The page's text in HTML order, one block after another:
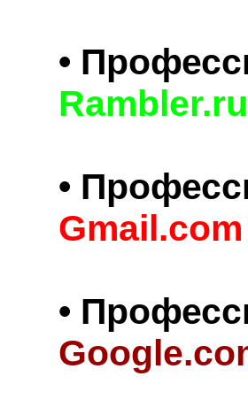
•
Rambler.ru
•
Gmail.com
•